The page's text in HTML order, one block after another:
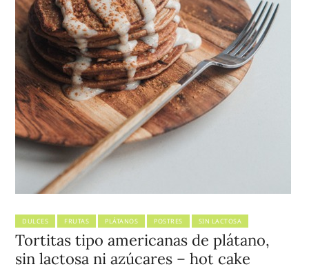
DULCES FRUTAS PLÁTANOS POSTRES SIN LACTOSA
Tortitas tipo americanas de plátano,
sin lactosa ni azúcares – hot cake